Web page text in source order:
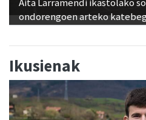
ondorengoen arteko
Ikusienak